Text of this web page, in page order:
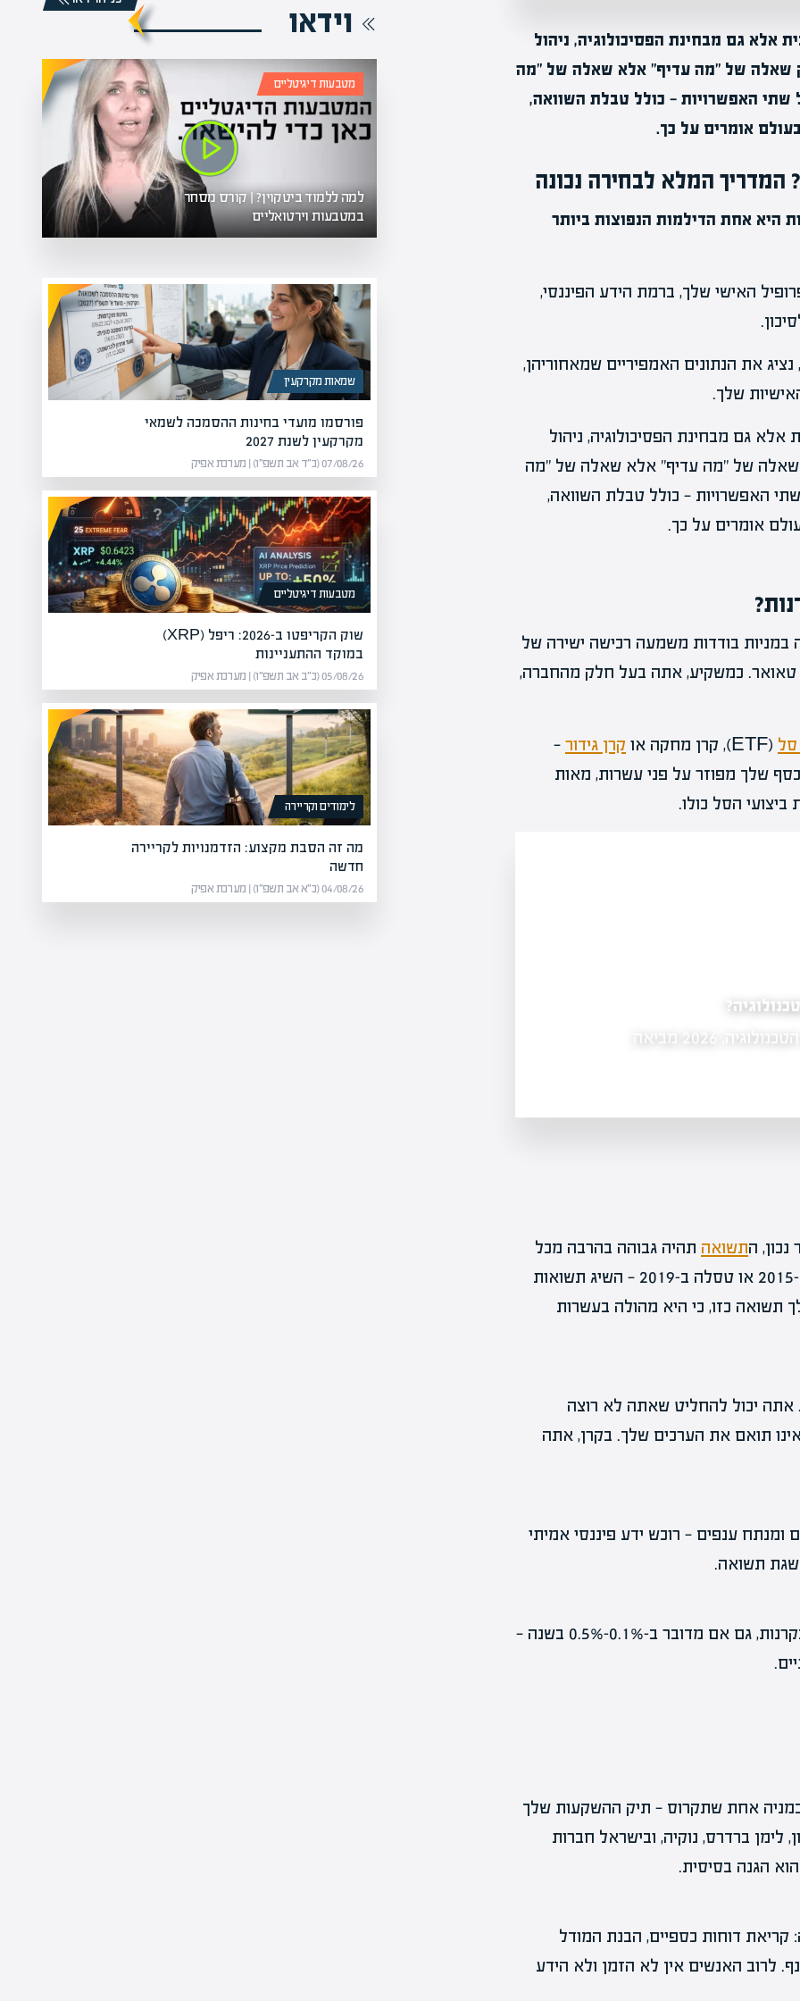
אלא גם מבחינת הפסיכולוגיה, ניהול
שאלה של "מה עדיף" אלא שאלה של "מה
האפשרויות — כולל טבלת השוואה,
אומרים על כך.
המדריך המלא לבחירה נכונה
היא אחת הדילמות הנפוצות ביותר
האישי שלך, ברמת הידע הפיננסי,
את הנתונים האמפיריים שמאחוריהן,
שלך.
אלא גם מבחינת הפסיכולוגיה, ניהול
שאלה של "מה עדיף" אלא שאלה של "מה
האפשרויות — כולל טבלת השוואה,
אומרים על כך.
בודדות משמעה רכישה ישירה של
טאואר. כמשקיע, אתה בעל חלק מהחברה,
(ETF), קרן מחקה או קרן גידור —
שלך מפוזר על פני עשרות, מאות
הסל כולו.
מבנה החזקות
התשואה תהיה גבוהה בהרבה מכל
מדד. מי שקנה מניות של אמזון בשנת 2001, אנבידיה ב-2015 או טסלה ב-2019 — השיג תשואות
תשואה כזו, כי היא מהולה בעשרות
אתה יכול להחליט שאתה לא רוצה
תואם את הערכים שלך. בקרן, אתה
ענפים — רוכש ידע פיננסי אמיתי
תשואה.
מניה שקנית ומחזיקה לא עולה לך דמי ניהול שנתיים. בקרנות, גם אם מדובר ב-0.1%-0.5% בשנה —
אם תשים 20% מהתיק שלך במניה אחת שתקרוס — תיק ההשקעות שלך
לימן ברדרס, נוקיה, ובישראל חברות
הגנה בסיסית.
קריאת דוחות כספיים, הבנת המודל
לרוב האנשים אין לא הזמן ולא הידע
וידאו
מטבעות דיגיטליים
למה ללמוד ביטקוין? | קורס מסחר
במטבעות וירטואליים
שמאות מקרקעין
פורסמו מועדי בחינות ההסמכה לשמאי
מקרקעין לשנת 2027
07/08/26 (כ״ד אב תשפ״ו) | מערכת אפיק
מטבעות דיגיטליים
שוק הקריפטו ב-2026: ריפל (XRP)
במוקד ההתעניינות
05/08/26 (כ״ב אב תשפ״ו) | מערכת אפיק
לימודים וקריירה
מה זה הסבת מקצוע: הזדמנויות לקריירה
חדשה
04/08/26 (כ״א אב תשפ״ו) | מערכת אפיק